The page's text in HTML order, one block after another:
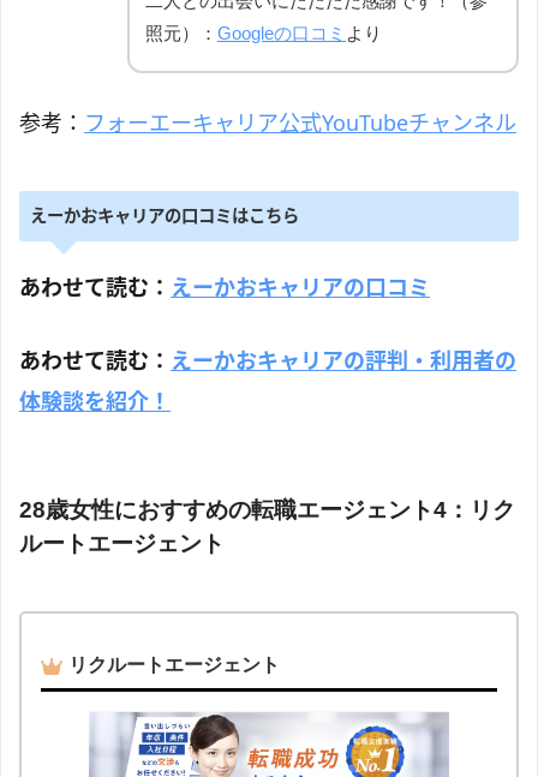
照元）： Googleの口コミ より
参考： フォーエーキャリア公式YouTubeチャンネル
えーかおキャリアの口コミはこちら
あわせて読む： えーかおキャリアの口コミ
あわせて読む： えーかおキャリアの評判・利用者の
体験談を紹介！
28歳女性におすすめの転職エージェント4：リク
ルートエージェント
リクルートエージェント